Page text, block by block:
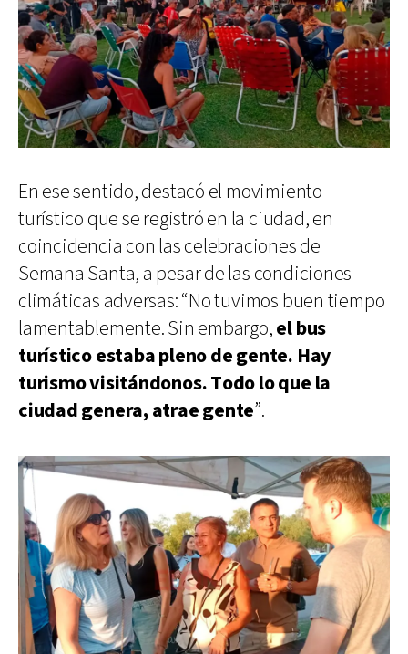
En ese sentido, destacó el movimiento
turístico que se registró en la ciudad, en
coincidencia con las celebraciones de
Semana Santa, a pesar de las condiciones
climáticas adversas: “No tuvimos buen tiempo
lamentablemente. Sin embargo,el bus
turístico estaba pleno de gente. Hay
turismo visitándonos. Todo lo que la
ciudad genera, atrae gente”.